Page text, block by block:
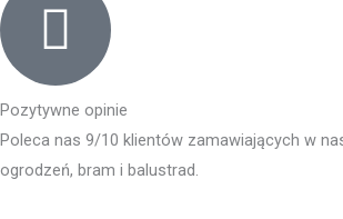
Pozytywne opinie
Poleca nas 9/10 klientów zamawiających w
ogrodzeń, bram i balustrad.